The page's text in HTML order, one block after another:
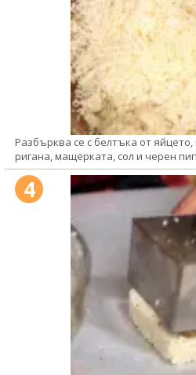
Разбърква се с белтъка от
ригана, мащерката, сол и черен
4